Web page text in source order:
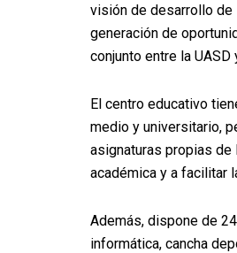
visión de desarrollo de
generación de
conjunto entre la
El centro educativo
medio y universitario,
asignaturas propias de
académica y a facilitar
Además, dispone de
informática, cancha